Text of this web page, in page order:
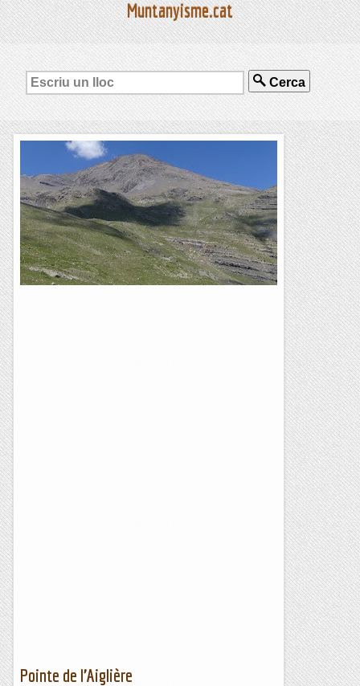
Muntanyisme.cat
Cerca
Pointe de l’Aiglière